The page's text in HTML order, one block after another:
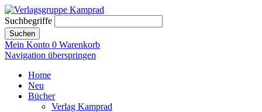
Suchbegriffe
Suchen
Mein Konto 0 Warenkorb
Navigation überspringen
Home
Neu
Bücher
Verlag Kamprad